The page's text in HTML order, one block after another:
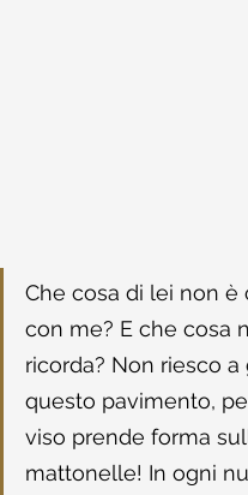
Che cosa di lei non è
con me? E che cosa
ricorda? Non riesco a
questo pavimento,
viso prende forma
mattonelle! In ogni